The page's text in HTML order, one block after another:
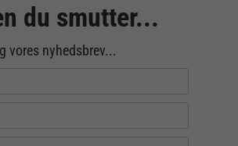
du smutter...
vores nyhedsbrev...